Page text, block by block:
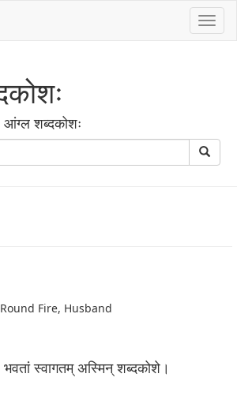
शब्‍दकोशः
Fire, Husband
भवतां स्वागतम् अस्मिन् शब्‍दकोशे।